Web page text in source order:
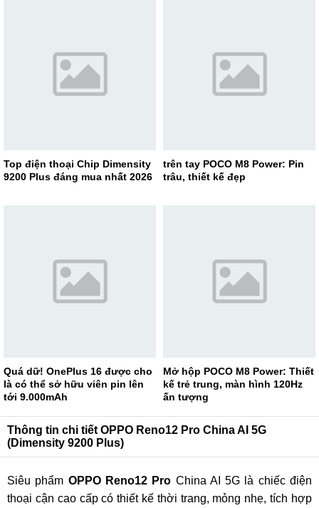
Top điện thoại Chip Dimensity
9200 Plus đáng mua nhất 2026
trên tay POCO M8 Power: Pin
trâu, thiết kế đẹp
Quá dữ! OnePlus 16 được cho
là có thể sở hữu viên pin lên
tới 9.000mAh
Mở hộp POCO M8 Power: Thiết
kế trẻ trung, màn hình 120Hz
ấn tượng
Thông tin chi tiết OPPO Reno12 Pro China AI 5G
(Dimensity 9200 Plus)
Siêu phẩm OPPO Reno12 Pro China AI 5G là chiếc điện
thoại cận cao cấp có thiết kế thời trang, mỏng nhẹ, tích hợp